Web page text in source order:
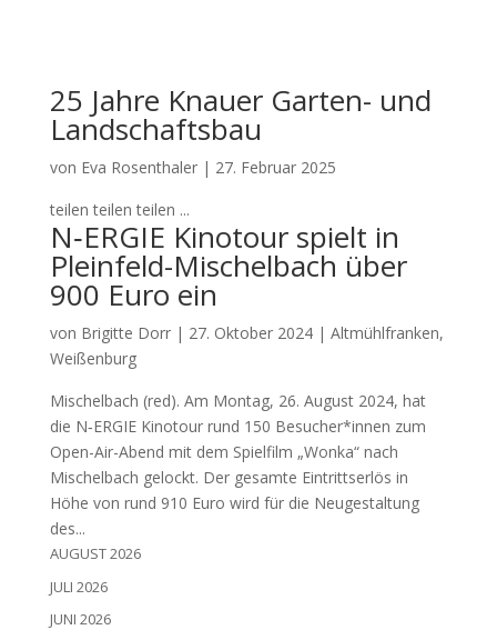
25 Jahre Knauer Garten- und
Landschaftsbau
von Eva Rosenthaler| 27. Februar 2025
tei­len tei­len tei­len ...
N‑ERGIE Kinotour spielt in
Pleinfeld-Mischelbach über
900 Euro ein
von Brigitte Dorr| 27. Oktober 2024| Altmühlfranken,
Weißenburg
Mischel­bach (red). Am Mon­tag, 26. August 2024, hat
die N‑ERGIE Kino­tour rund 150 Besucher*innen zum
Open-Air-Abend mit dem Spiel­film „Won­ka“ nach
Mischel­bach gelockt. Der gesam­te Ein­tritts­er­lös in
Höhe von rund 910 Euro wird für die Neu­ge­stal­tung
des...
AUGUST 2026
JULI 2026
JUNI 2026